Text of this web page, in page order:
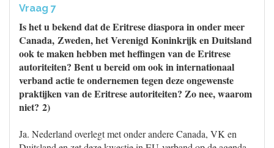
Vraag 7
Is het u bekend dat de Eritrese diaspora in onder meer
Canada, Zweden, het Verenigd Koninkrijk en Duitsland
ook te maken hebben met heffingen van de Eritrese
autoriteiten? Bent u bereid om ook in internationaal
verband actie te ondernemen tegen deze ongewenste
praktijken van de Eritrese autoriteiten? Zo nee, waarom
niet? 2)
Ja. Nederland overlegt met onder andere Canada, VK en